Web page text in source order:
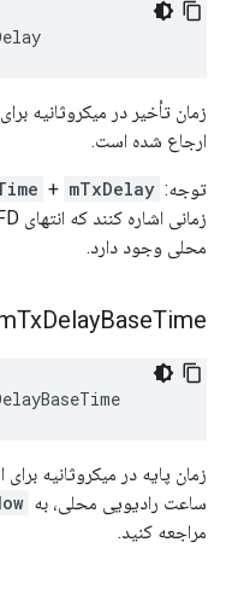
زمان تأخیر در میکروثانیه
ارجاع شده است.
توجه: + mTxDelay
محلی وجود دارد.
TxDelayBaseTime
زمان پایه در میکروثانیه
ساعت رادیویی محلی، به
مراجعه کنید.